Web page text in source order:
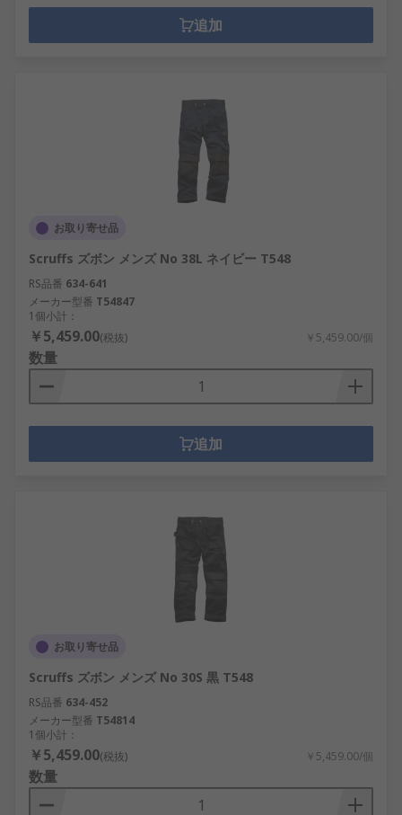
追加
お取り寄せ品
Scruffs ズボン メンズ No 38L ネイビー T548
RS品番 634-641
メーカー型番 T54847
1個小計：
￥5,459.00(税抜) ￥5,459.00/個
数量
追加
お取り寄せ品
Scruffs ズボン メンズ No 30S 黒 T548
RS品番 634-452
メーカー型番 T54814
1個小計：
￥5,459.00(税抜) ￥5,459.00/個
数量